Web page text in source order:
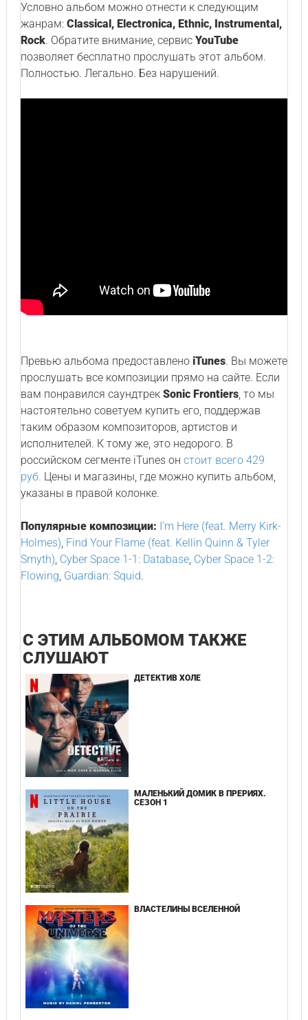
Условно альбом можно отнести к следующим
жанрам: Classical, Electronica, Ethnic, Instrumental,
Rock. Обратите внимание, сервис YouTube
позволяет бесплатно прослушать этот альбом.
Полностью. Легально. Без нарушений.
Превью альбома предоставлено iTunes. Вы можете
прослушать все композиции прямо на сайте. Если
вам понравился саундтрек Sonic Frontiers, то мы
настоятельно советуем купить его, поддержав
таким образом композиторов, артистов и
исполнителей. К тому же, это недорого. В
российском сегменте iTunes он стоит всего 429
руб. Цены и магазины, где можно купить альбом,
указаны в правой колонке.
Популярные композиции: I’m Here (feat. Merry Kirk-
Holmes), Find Your Flame (feat. Kellin Quinn & Tyler
Smyth), Cyber Space 1-1: Database, Cyber Space 1-2:
Flowing, Guardian: Squid.
С ЭТИМ АЛЬБОМОМ ТАКЖЕ
СЛУШАЮТ
ДЕТЕКТИВ ХОЛЕ
МАЛЕНЬКИЙ ДОМИК В ПРЕРИЯХ.
СЕЗОН 1
ВЛАСТЕЛИНЫ ВСЕЛЕННОЙ